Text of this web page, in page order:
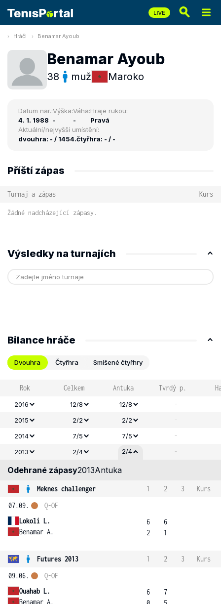
Hráči Benamar Ayoub
Benamar Ayoub
38 muž Maroko
Datum nar.:
4. 1. 1988
Výška:
-
Váha:
-
Hraje rukou:
Pravá
Aktuální/nejvyšší umístění:
dvouhra: - / 1454.čtyřhra: - / -
Příští zápas
Turnaj a zápas Kurs
Žádné nadcházející zápasy.
Výsledky na turnajích
Bilance hráče
Dvouhra Čtyřhra Smíšené čtyřhry
Rok Celkem Antuka Tvrdý p.
2016 12/8 12/8 -
2015 2/2 2/2 -
2014 7/5 7/5 -
2013 2/4 2/4 -
Odehrané zápasy2013Antuka
Meknes challenger 1 2 3
Kurs
07.09.
Lokoli L.
Benamar A.
Q-OF
6
2
6
1
Futures 2013 1 2 3
Kurs
09.06.
Ouahab L.
Benamar A.
Q-OF
6
7